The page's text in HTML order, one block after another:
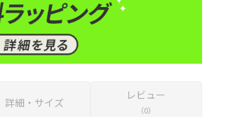
詳細・サイズ
レビュー
（0）